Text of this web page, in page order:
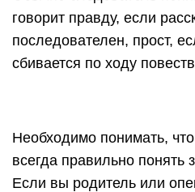
говорит правду, если
последователен, прост,
сбивается по ходу
Необходимо понимать,
всегда правильно понять
Если вы родитель или